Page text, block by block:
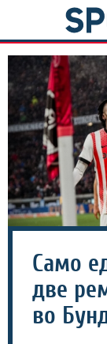
Само
две
во